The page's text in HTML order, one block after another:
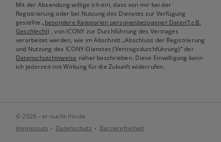
Mit der Absendung willige ich ein, dass von mir bei der
Registrierung oder bei Nutzung des Dienstes zur Verfügung
gestellte„besondere Kategorien personenbezogener Daten“(z.B.
Geschlecht) , von ICONY zur Durchführung des Vertrages
verarbeitet werden, wie im Abschnitt „Abschluss der Registrierung
und Nutzung des ICONY-Dienstes (Vertragsdurchführung)“ der
Datenschutzhinweise näher beschrieben. Diese Einwilligung kann
ich jederzeit mit Wirkung für die Zukunft widerrufen.
© 2026 - er-sucht-ihn.de
Impressum
Datenschutz Barrierefreiheit